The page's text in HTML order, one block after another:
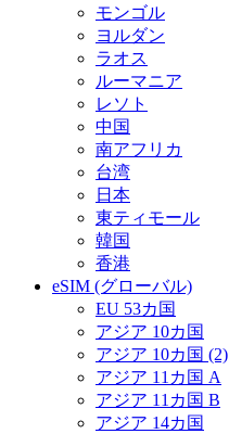
モンゴル
ヨルダン
ラオス
ルーマニア
レソト
中国
南アフリカ
台湾
日本
東ティモール
韓国
香港
eSIM (グローバル)
EU 53カ国
アジア 10カ国
アジア 10カ国 (2)
アジア 11カ国 A
アジア 11カ国 B
アジア 14カ国